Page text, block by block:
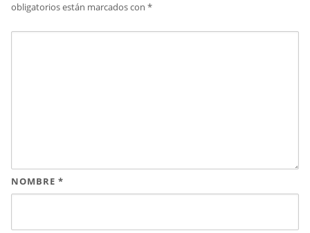
obligatorios están marcados con *
NOMBRE *